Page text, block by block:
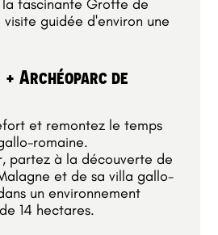
fascinante Grotte de
guidée d'environ une
+ Archéoparc de
et remontez le temps
romaine.
partez à la découverte de
et de sa villa gallo-
un environnement
14 hectares.